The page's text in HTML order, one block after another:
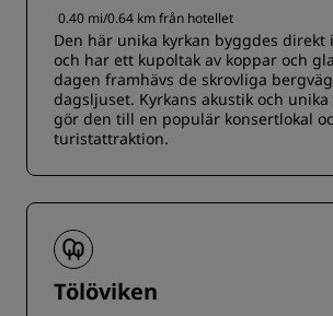
0.40 mi/0.64 km från hotellet
Den här unika kyrkan byggdes
och har ett kupoltak av koppar och
dagen framhävs de skrovliga
dagsljuset. Kyrkans akustik och
gör den till en populär konsertlokal
turistattraktion.
Tölöviken